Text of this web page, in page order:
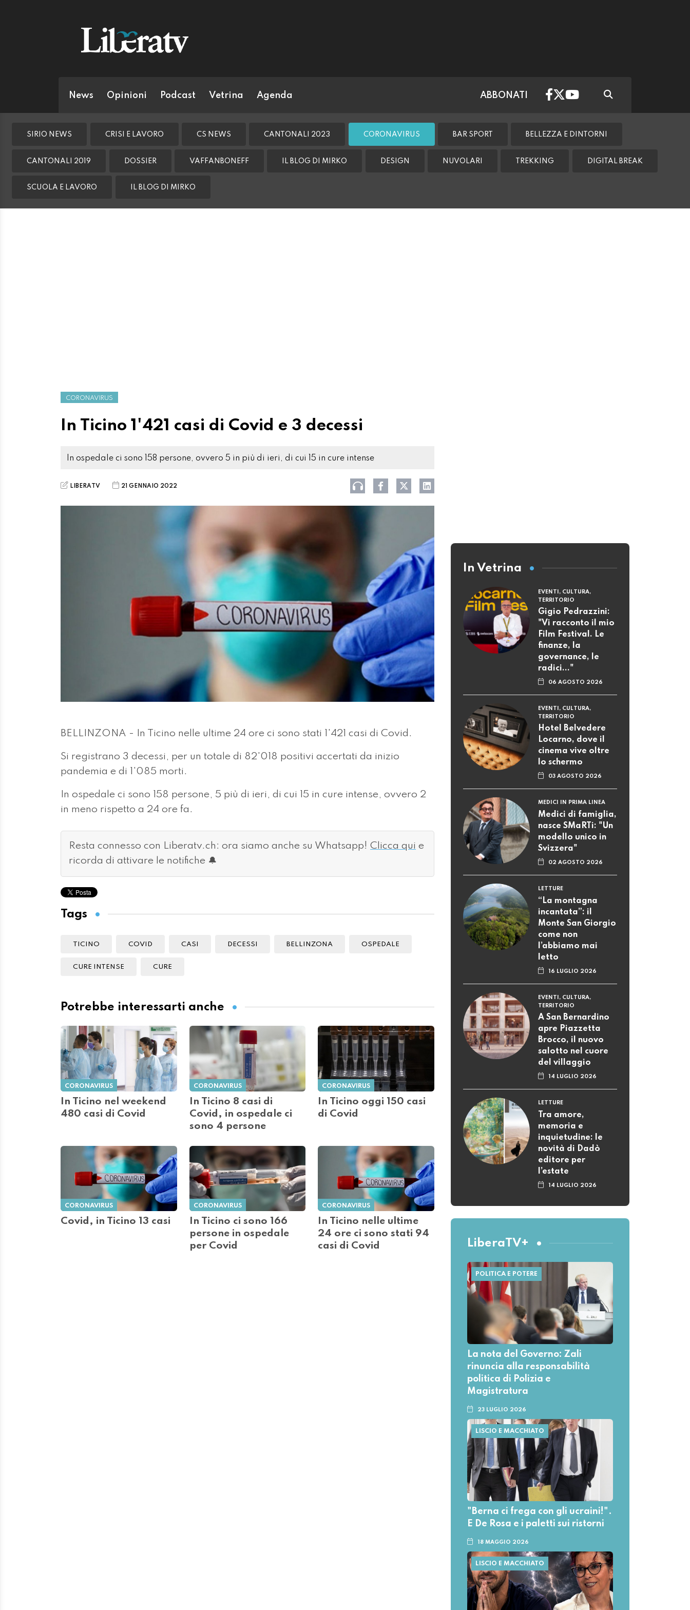
News Opinioni Podcast Vetrina Agenda ABBONATI
SIRIO NEWS CRISI E LAVORO CS NEWS CANTONALI 2023 CORONAVIRUS BAR SPORT BELLEZZA E DINTORNI
CANTONALI 2019 DOSSIER VAFFANBONEFF IL BLOG DI MIRKO DESIGN NUVOLARI TREKKING DIGITAL BREAK
SCUOLA E LAVORO IL BLOG DI MIRKO
CORONAVIRUS
In Ticino 1'421 casi di Covid e 3 decessi
In ospedale ci sono 158 persone, ovvero 5 in più di ieri, di cui 15 in cure intense
LIBERATV 21 GENNAIO 2022
BELLINZONA - In Ticino nelle ultime 24 ore ci sono stati 1'421 casi di Covid.
Si registrano 3 decessi, per un totale di 82'018 positivi accertati da inizio
pandemia e di 1'085 morti.
In ospedale ci sono 158 persone, 5 più di ieri, di cui 15 in cure intense, ovvero 2
in meno rispetto a 24 ore fa.
Resta connesso con Liberatv.ch: ora siamo anche su Whatsapp! Clicca qui e
ricorda di attivare le notifiche 🔔
Tags
TICINO COVID CASI DECESSI BELLINZONA OSPEDALE
CURE INTENSE CURE
Potrebbe interessarti anche
CORONAVIRUS
In Ticino nel weekend
480 casi di Covid
CORONAVIRUS
In Ticino 8 casi di
Covid, in ospedale ci
sono 4 persone
CORONAVIRUS
In Ticino oggi 150 casi
di Covid
CORONAVIRUS
Covid, in Ticino 13 casi
CORONAVIRUS
In Ticino ci sono 166
persone in ospedale
per Covid
CORONAVIRUS
In Ticino nelle ultime
24 ore ci sono stati 94
casi di Covid
In Vetrina
EVENTI, CULTURA,
TERRITORIO
Gigio Pedrazzini:
"Vi racconto il mio
Film Festival. Le
finanze, la
governance, le
radici..."
06 AGOSTO 2026
EVENTI, CULTURA,
TERRITORIO
Hotel Belvedere
Locarno, dove il
cinema vive oltre
lo schermo
03 AGOSTO 2026
MEDICI IN PRIMA LINEA
Medici di famiglia,
nasce SMaRTi: "Un
modello unico in
Svizzera"
02 AGOSTO 2026
LETTURE
“La montagna
incantata”: il
Monte San Giorgio
come non
l’abbiamo mai
letto
16 LUGLIO 2026
EVENTI, CULTURA,
TERRITORIO
A San Bernardino
apre Piazzetta
Brocco, il nuovo
salotto nel cuore
del villaggio
14 LUGLIO 2026
LETTURE
Tra amore,
memoria e
inquietudine: le
novità di Dadò
editore per
l’estate
14 LUGLIO 2026
LiberaTV+
POLITICA E POTERE
La nota del Governo: Zali
rinuncia alla responsabilità
politica di Polizia e
Magistratura
23 LUGLIO 2026
LISCIO E MACCHIATO
"Berna ci frega con gli ucraini!".
E De Rosa e i paletti sui ristorni
18 MAGGIO 2026
LISCIO E MACCHIATO